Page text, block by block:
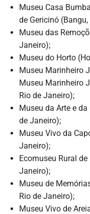
Museu Casa
de Gericinó
Museu das
Janeiro);
Museu do Horto
Museu Marinheiro
Museu Marinheiro
Rio de Janeiro);
Museu da Arte e
de Janeiro);
Museu Vivo da
Janeiro);
Ecomuseu Rural
Janeiro);
Museu de
Rio de Janeiro);
Museu Vivo de